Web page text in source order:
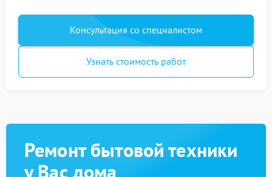
Консультация со специалистом
Узнать стоимость работ
Ремонт бытовой техники
у Вас дома